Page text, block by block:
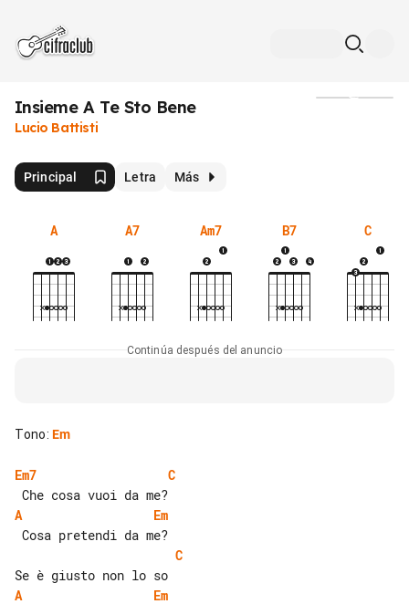
Insieme A Te Sto Bene
Lucio Battisti
Principal Letra Más
A A7 Am7 B7 C
Continúa después del anuncio
Tono: Em
Em7
C
A
Em
C
A
Em